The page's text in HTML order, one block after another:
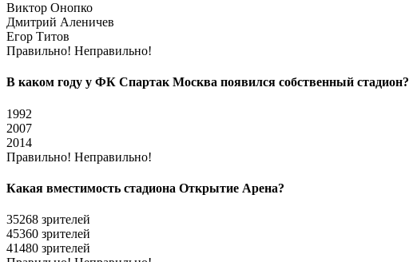
Виктор Онопко
Дмитрий Аленичев
Егор Титов
Правильно! Неправильно!
В каком году у ФК Спартак Москва появился собственный стадион?
1992
2007
2014
Правильно! Неправильно!
Какая вместимость стадиона Открытие Арена?
35268 зрителей
45360 зрителей
41480 зрителей